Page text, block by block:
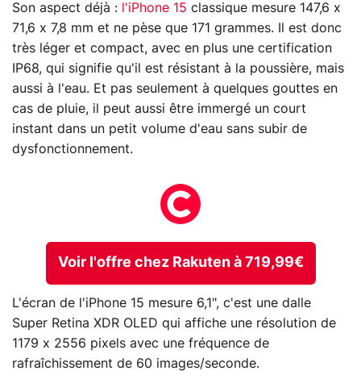
Son aspect déjà : l'iPhone 15 classique mesure 147,6 x
71,6 x 7,8 mm et ne pèse que 171 grammes. Il est donc
très léger et compact, avec en plus une certification
IP68, qui signifie qu'il est résistant à la poussière, mais
aussi à l'eau. Et pas seulement à quelques gouttes en
cas de pluie, il peut aussi être immergé un court
instant dans un petit volume d'eau sans subir de
dysfonctionnement.
Voir l'offre chez Rakuten à 719,99€
L'écran de l'iPhone 15 mesure 6,1", c'est une dalle
Super Retina XDR OLED qui affiche une résolution de
1179 x 2556 pixels avec une fréquence de
rafraîchissement de 60 images/seconde.